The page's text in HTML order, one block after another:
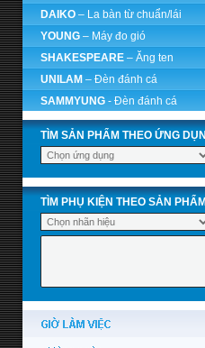
DAIKO – La bàn từ chuẩn/lái
YOUNG – Máy đo gió
SHAKESPEARE – Ăng ten
UNILAM – Đèn đánh cá
SAMMYUNG - Đèn đánh cá
TÌM SẢN PHẨM THEO ỨNG
TÌM PHỤ KIỆN THEO SẢN PHẨM